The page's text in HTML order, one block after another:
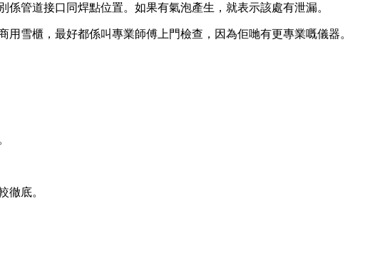
管道接口同焊點位置。如果有氣泡產生，就表示該處有泄漏。
雪櫃，最好都係叫專業師傅上門檢查，因為佢哋有更專業嘅儀器。
徹底。